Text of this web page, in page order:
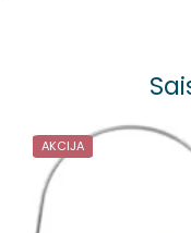
AKCIJA